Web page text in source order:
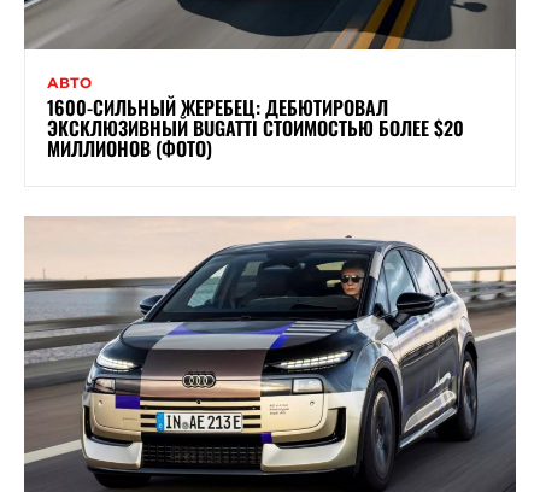
АВТО
1600-СИЛЬНЫЙ ЖЕРЕБЕЦ: ДЕБЮТИРОВАЛ
ЭКСКЛЮЗИВНЫЙ BUGATTI СТОИМОСТЬЮ БОЛЕЕ $20
МИЛЛИОНОВ (ФОТО)